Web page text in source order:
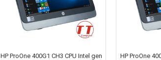
HP ProOne 400G1 CH3 CPU Intel gen
HP ProOne